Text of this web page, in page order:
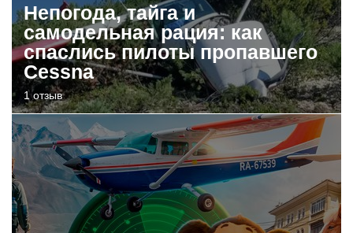
Непогода, тайга и
самодельная рация: как
спаслись пилоты пропавшего
Cessna
1 отзыв